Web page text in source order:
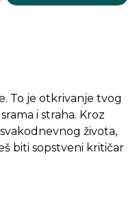
To je otkrivanje tvog
i straha. Kroz
života,
biti sopstveni kritičar